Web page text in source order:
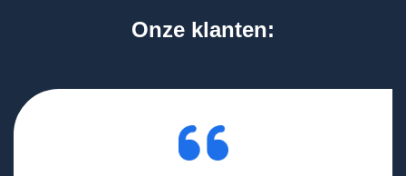
Onze klanten: